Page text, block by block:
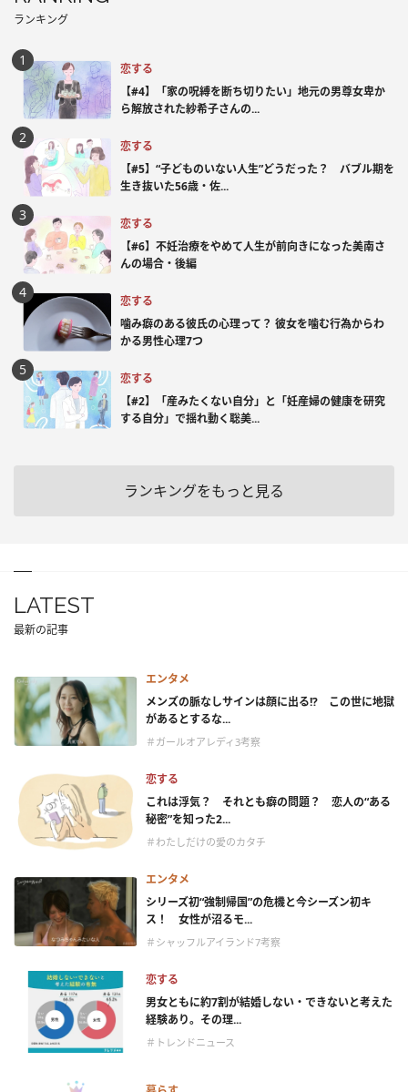
ランキング
恋する
【#4】「家の呪縛を断ち切りたい」地元の男尊女卑か
ら解放された紗希子さんの...
恋する
【#5】“子どものいない人生”どうだった？ バブル期を
生き抜いた56歳・佐...
恋する
【#6】不妊治療をやめて人生が前向きになった美南さ
んの場合・後編
恋する
噛み癖のある彼氏の心理って？ 彼女を噛む行為からわ
かる男性心理7つ
恋する
【#2】「産みたくない自分」と「妊産婦の健康を研究
する自分」で揺れ動く聡美...
ランキングをもっと見る
LATEST
最新の記事
エンタメ
メンズの脈なしサインは顔に出る!? この世に地獄
があるとするな...
＃ガールオアレディ3考察
恋する
これは浮気？ それとも癖の問題？ 恋人の“ある
秘密”を知った2...
＃わたしだけの愛のカタチ
エンタメ
シリーズ初“強制帰国”の危機と今シーズン初キ
ス！ 女性が沼るモ...
＃シャッフルアイランド7考察
恋する
男女ともに約7割が結婚しない・できないと考えた
経験あり。その理...
＃トレンドニュース